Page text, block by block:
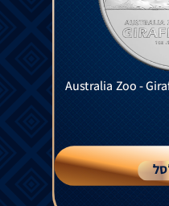
Australia Zoo -